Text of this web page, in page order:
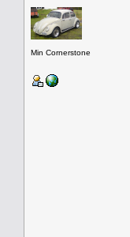
Min Cornerstone